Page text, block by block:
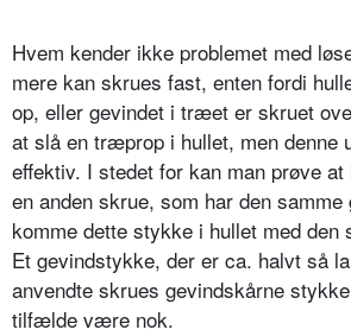
Hvem kender ikke problemet med
mere kan skrues fast, enten fordi
op, eller gevindet i træet er skruet
at slå en træprop i hullet, men denne
effektiv. I stedet for kan man prøve
en anden skrue, som har den
komme dette stykke i hullet med den
Et gevindstykke, der er ca. halvt så
anvendte skrues gevindskårne
tilfælde være nok.